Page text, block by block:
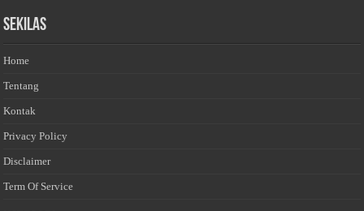
Sekilas
Home
Tentang
Kontak
Privacy Policy
Disclaimer
Term Of Service